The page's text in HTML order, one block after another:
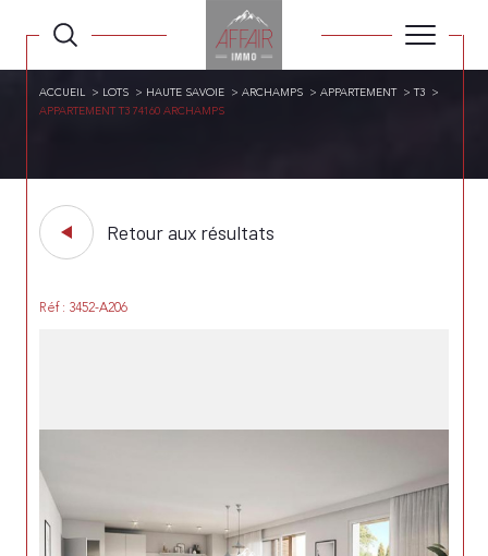
ACCUEIL LOTS HAUTE SAVOIE ARCHAMPS APPARTEMENT
T3
APPARTEMENT T3 74160 ARCHAMPS
Retour aux résultats
Réf : 3452-A206